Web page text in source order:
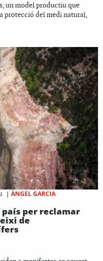
un model productiu que
protecció del medi natural,
| ÀNGEL GARCIA
per reclamar
de